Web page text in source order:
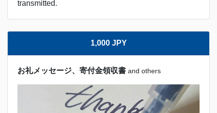
transmitted.
1,000 JPY
お礼メッセージ、寄付金領収書 and others